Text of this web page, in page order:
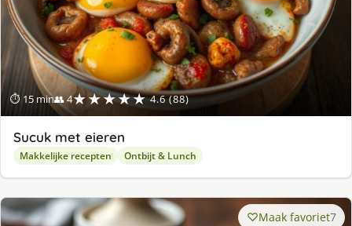
⏱ 15 min👥 4★★★★★ 4.6 (88)
Sucuk met eieren
Makkelijke recepten Ontbijt & Lunch
Maak favoriet7